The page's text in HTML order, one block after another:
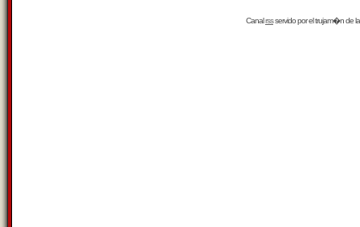
Canalrssservido por eltrujam�nde